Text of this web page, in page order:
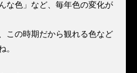
な色」など、毎年色の変化が
この時期だから観れる色など
。